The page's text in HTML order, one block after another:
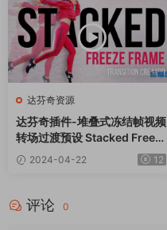
达芬奇资源
达芬奇插件-堆叠式冻结帧视频
转场过渡预设 Stacked Freez
e Frame Transitions
2024-04-22 12
评论 0